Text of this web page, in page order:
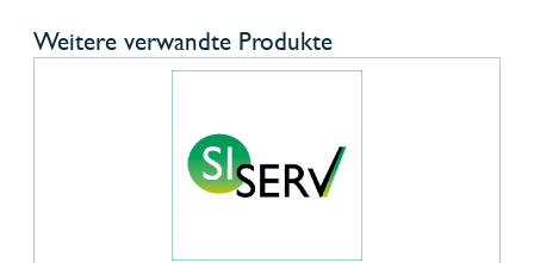
Weitere verwandte Produkte